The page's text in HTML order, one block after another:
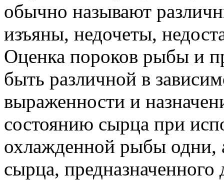
обычно называют
изъяны, недочеты,
Оценка пороков рыбы и
быть различной в
выраженности и
состоянию сырца при
охлажденной рыбы одни,
сырца,